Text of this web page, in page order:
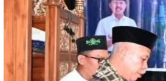
-
r